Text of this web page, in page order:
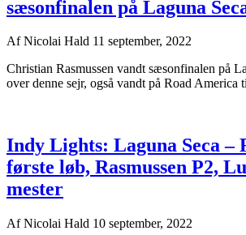
sæsonfinalen på Laguna
AfNicolai Hald 11 september, 2022
Christian Rasmussen vandt sæsonfinalen på
over denne sejr, også vandt på Road America
Indy Lights: Laguna Seca –
første løb, Rasmussen P2,
mester
AfNicolai Hald 10 september, 2022